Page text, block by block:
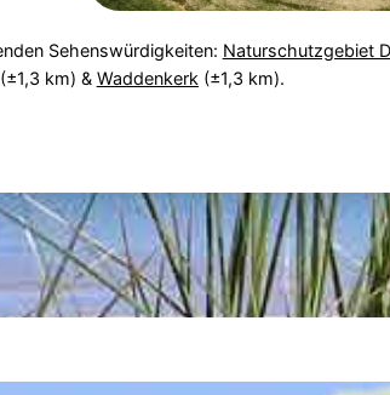
Sehenswürdigkeiten: Naturschutzgebiet
km) & Waddenkerk (±1,3 km).